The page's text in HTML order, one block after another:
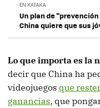
EN XATAKA
Un plan de
China quiere que sus
Lo que importa es la
decir que China ha
videojuegos que
ganancias, que